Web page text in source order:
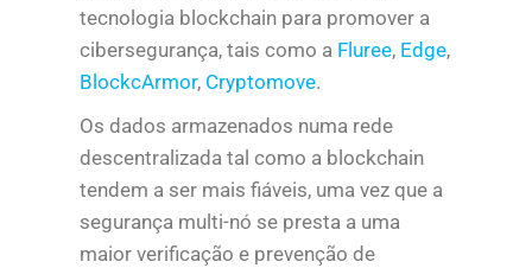
tecnologia blockchain para promover a
cibersegurança, tais como a Fluree, Edge,
BlockcArmor, Cryptomove.
Os dados armazenados numa rede
descentralizada tal como a blockchain
tendem a ser mais fiáveis, uma vez que a
segurança multi-nó se presta a uma
maior verificação e prevenção de